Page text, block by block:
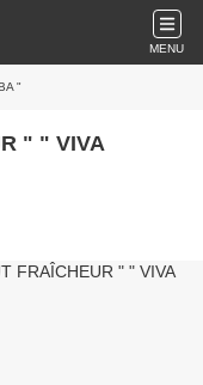
MENU
"
" " VIVA